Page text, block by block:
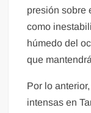
presión sobre
como
húmedo del
que
Por lo
intensas en